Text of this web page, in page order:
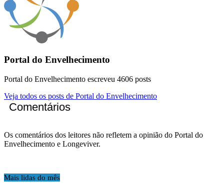
Portal do Envelhecimento
Portal do Envelhecimento escreveu 4606 posts
Veja todos os posts de Portal do Envelhecimento
Comentários
Os comentários dos leitores não refletem a opinião do Portal do
Envelhecimento e Longeviver.
Mais lidas do mês